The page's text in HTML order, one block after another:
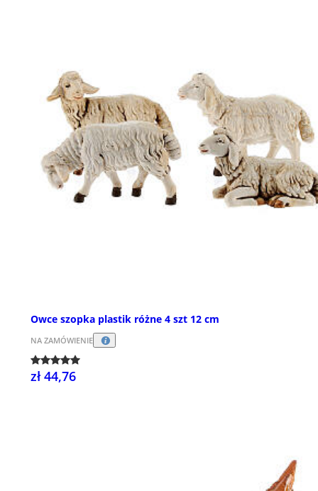
Owce szopka plastik różne 4 szt 12 cm
NA ZAMÓWIENIE
zł 44,76